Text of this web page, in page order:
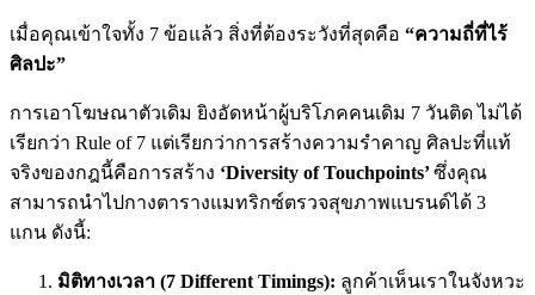
เมื่อคุณเข้าใจทั้ง 7 ข้อแล้ว สิ่งที่ต้องระวังที่สุดคือ “ความถี่ที่ไร้
ศิลปะ”
การเอาโฆษณาตัวเดิม ยิงอัดหน้าผู้บริโภคคนเดิม 7 วันติด ไม่ได้
เรียกว่า Rule of 7 แต่เรียกว่าการสร้างความรำคาญ ศิลปะที่แท้
จริงของกฎนี้คือการสร้าง ‘Diversity of Touchpoints’ซึ่งคุณ
สามารถนำไปกางตารางแมทริกซ์ตรวจสุขภาพแบรนด์ได้ 3
แกน ดังนี้:
มิติทางเวลา (7 Different Timings): ลูกค้าเห็นเราในจังหวะ